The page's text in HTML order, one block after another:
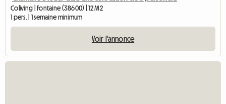
Coliving | Fontaine (38600) | 12 M2
1 pers. | 1 semaine minimum
Voir l'annonce